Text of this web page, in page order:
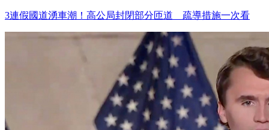
3連假國道湧車潮！高公局封閉部分匝道 疏導措施一次看